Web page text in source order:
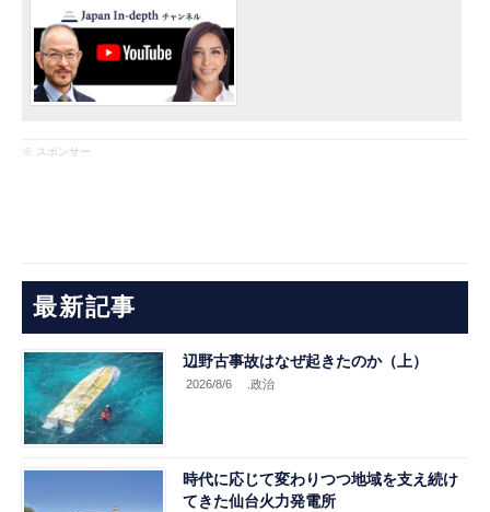
※ スポンサー
最新記事
辺野古事故はなぜ起きたのか（上）
2026/8/6 .政治
時代に応じて変わりつつ地域を支え続け
てきた仙台火力発電所